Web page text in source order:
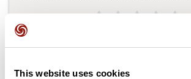
This website uses cookies
Aggiungi una recensione